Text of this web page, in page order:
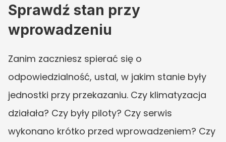
Sprawdź stan przy
wprowadzeniu
Zanim zaczniesz spierać się o
odpowiedzialność, ustal, w jakim stanie były
jednostki przy przekazaniu. Czy klimatyzacja
działała? Czy były piloty? Czy serwis
wykonano krótko przed wprowadzeniem? Czy